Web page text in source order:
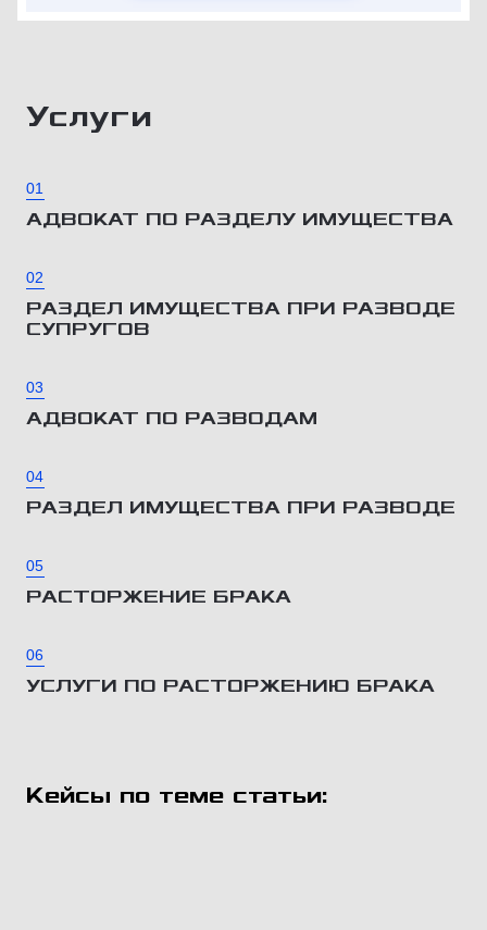
Услуги
01
АДВОКАТ ПО РАЗДЕЛУ ИМУЩЕСТВА
02
РАЗДЕЛ ИМУЩЕСТВА ПРИ РАЗВОДЕ
СУПРУГОВ
03
АДВОКАТ ПО РАЗВОДАМ
04
РАЗДЕЛ ИМУЩЕСТВА ПРИ РАЗВОДЕ
05
РАСТОРЖЕНИЕ БРАКА
06
УСЛУГИ ПО РАСТОРЖЕНИЮ БРАКА
Кейсы по теме статьи: